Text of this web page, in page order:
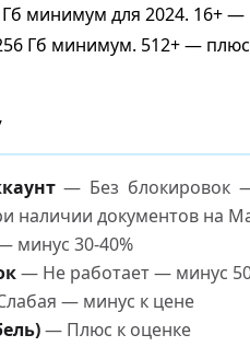
минимум для 2024. 16+
Гб минимум. 512+ —
— Без блокировок
наличии документов на
минус 30-40%
— Не работает — минус
— минус к цене
— Плюс к оценке